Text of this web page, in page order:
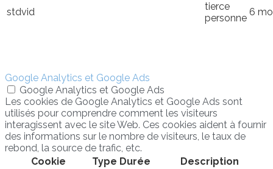
stdvid
tierce
personne
6
Google Analytics et Google Ads
Google Analytics et Google Ads
Les cookies de Google Analytics et Google Ads sont
utilisés pour comprendre comment les visiteurs
interagissent avec le site Web. Ces cookies aident à fournir
des informations sur le nombre de visiteurs, le taux de
rebond, la source de trafic, etc.
Cookie
Type Durée Description